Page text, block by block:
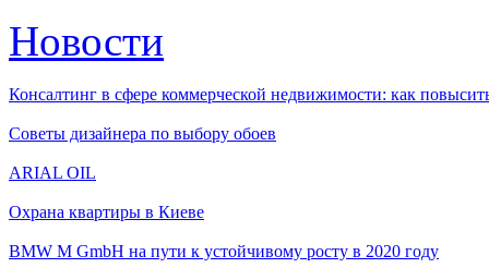
Новости
Консалтинг в сфере коммерческой недвижимости: как
Советы дизайнера по выбору обоев
ARIAL OIL
Охрана квартиры в Киеве
BMW M GmbH на пути к устойчивому росту в 2020 году